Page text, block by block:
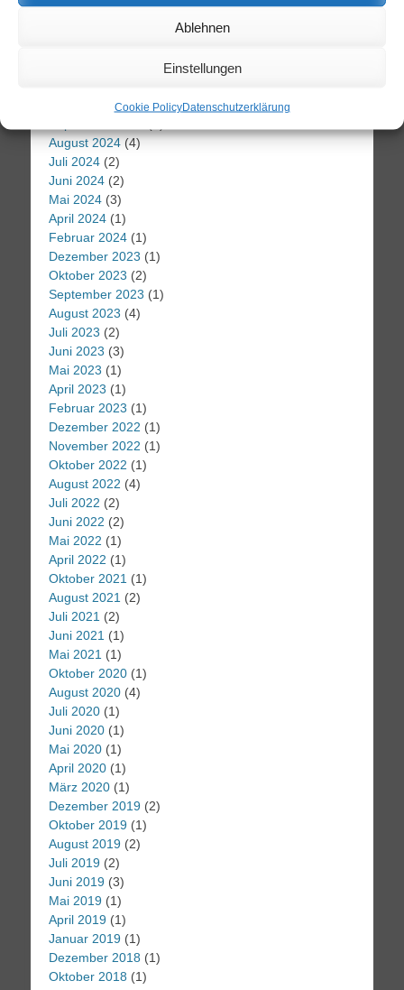
Ablehnen
Einstellungen
Cookie PolicyDatenschutzerklärung
Juli 2025(3)
Oktober 2024(1)
August 2024(4)
Juli 2024 (2)
Juni 2024 (2)
Mai 2024 (3)
April 2024 (1)
Februar 2024 (1)
Dezember 2023 (1)
Oktober 2023 (2)
September 2023 (1)
August 2023 (4)
Juli 2023 (2)
Juni 2023 (3)
Mai 2023 (1)
April 2023 (1)
Februar 2023 (1)
Dezember 2022 (1)
November 2022 (1)
Oktober 2022 (1)
August 2022 (4)
Juli 2022 (2)
Juni 2022 (2)
Mai 2022 (1)
April 2022 (1)
Oktober 2021 (1)
August 2021 (2)
Juli 2021 (2)
Juni 2021 (1)
Mai 2021 (1)
Oktober 2020 (1)
August 2020 (4)
Juli 2020 (1)
Juni 2020 (1)
Mai 2020 (1)
April 2020 (1)
März 2020 (1)
Dezember 2019 (2)
Oktober 2019 (1)
August 2019 (2)
Juli 2019 (2)
Juni 2019 (3)
Mai 2019 (1)
April 2019 (1)
Januar 2019 (1)
Dezember 2018 (1)
Oktober 2018 (1)